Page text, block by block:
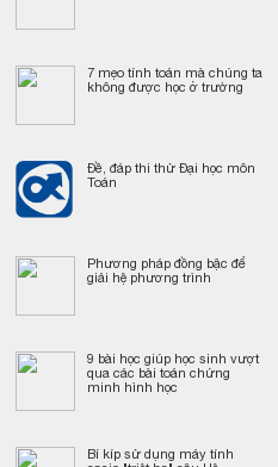
7 mẹo tính toán mà chúng ta
không được học ở trường
Đề, đáp thi thử Đại học môn
Toán
Phương pháp đồng bậc để
giải hệ phương trình
9 bài học giúp học sinh vượt
qua các bài toán chứng
minh hình học
Bí kíp sử dụng máy tính